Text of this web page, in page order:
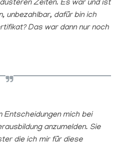
Zeiten. Es war und ist
unbezahlbar, dafür bin ich
Das war dann nur noch
Entscheidungen mich bei
anzumelden. Sie
die ich mir für diese